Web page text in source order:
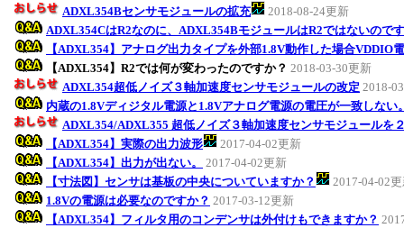
ADXL354Bセンサモジュールの拡充
2018-08-24更新
ADXL354CはR2なのに、ADXL354BモジュールはR2ではないので
【ADXL354】アナログ出力タイプを外部1.8V動作した場合VDDIO
【ADXL354】R2では何が変わったのですか？ 2018-03-30更新
ADXL354超低ノイズ３軸加速度センサモジュールの改定 2018-
内蔵の1.8Vディジタル電源と1.8Vアナログ電源の電圧が一致しない
ADXL354/ADXL355 超低ノイズ３軸加速度センサモジュールを
【ADXL354】実際の出力波形
2017-04-02更新
【ADXL354】出力が出ない。
2017-04-02更新
【寸法図】センサは基板の中央についていますか？
2017-04-02
1.8Vの電源は必要なのですか？ 2017-03-12更新
【ADXL354】フィルタ用のコンデンサは外付けもできますか？